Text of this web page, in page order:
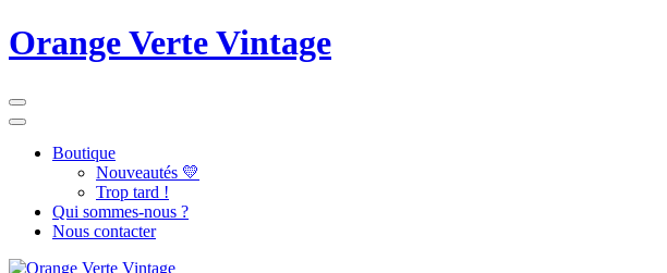
Orange Verte Vintage
Boutique
Nouveautés 💛
Trop tard !
Qui sommes-nous ?
Nous contacter